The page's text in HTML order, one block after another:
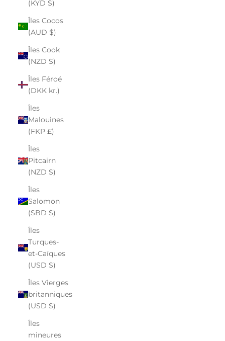
(KYD $)
Îles Cocos
(AUD $)
Îles Cook
(NZD $)
Îles Féroé
(DKK kr.)
Îles
Malouines
(FKP £)
Îles
Pitcairn
(NZD $)
Îles
Salomon
(SBD $)
Îles
Turques-
et-Caïques
(USD $)
Îles Vierges
britanniques
(USD $)
Îles
mineures